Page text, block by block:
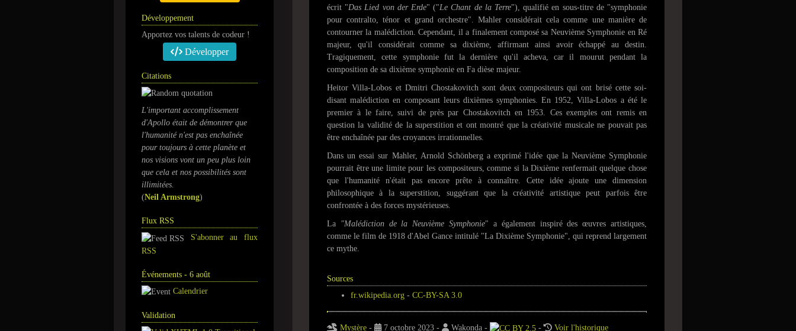
Développement
Apportez vos talents de codeur !
Développer
Citations
L'important accomplissement
d'Apollo était de démontrer que
l'humanité n'est pas enchaînée
pour toujours à cette planète et
nos visions vont un peu plus loin
que cela et nos possibilités sont
illimitées.
(Neil Armstrong)
Flux RSS
S'abonner au flux
RSS
Événements - 6 août
Calendrier
Validation
écrit "Das Lied von der Erde" ("Le Chant de la Terre"), qualifié en sous-titre de "symphonie
pour contralto, ténor et grand orchestre". Mahler considérait cela comme une manière de
contourner la malédiction. Cependant, il a finalement composé sa Neuvième Symphonie en Ré
majeur, qu'il considérait comme sa dixième, affirmant ainsi avoir échappé au destin.
Tragiquement, cette symphonie fut la dernière qu'il acheva, car il mourut pendant la
composition de sa dixième symphonie en Fa dièse majeur.
Heitor Villa-Lobos et Dmitri Chostakovitch sont deux compositeurs qui ont brisé cette soi-
disant malédiction en composant leurs dixièmes symphonies. En 1952, Villa-Lobos a été le
premier à le faire, suivi de près par Chostakovitch en 1953. Ces exemples ont remis en
question la validité de la superstition et ont montré que la créativité musicale ne pouvait pas
être enchaînée par des croyances irrationnelles.
Dans un essai sur Mahler, Arnold Schönberg a exprimé l'idée que la Neuvième Symphonie
pourrait être une limite pour les compositeurs, comme si la Dixième renfermait quelque chose
que l'humanité n'était pas encore prête à connaître. Cette idée ajoute une dimension
philosophique à la superstition, suggérant que la créativité artistique peut parfois être
confrontée à des forces mystérieuses.
La "Malédiction de la Neuvième Symphonie" a également inspiré des œuvres artistiques,
comme le film de 1918 d'Abel Gance intitulé "La Dixième Symphonie", qui reprend largement
ce mythe.
Sources
fr.wikipedia.org - CC-BY-SA 3.0
Mystère - 7 octobre 2023 - Wakonda - - Voir l'historique